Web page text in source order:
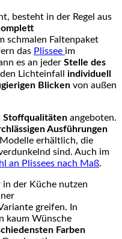
besteht in der Regel aus
schmalen Faltenpaket
das Plissee im
es an jeder Stelle des
Lichteinfall individuell
Blicken von außen
Stoffqualitäten angeboten.
Ausführungen
erhältlich, die
sind. Auch im
an Plissees nach Maß.
in der Küche nutzen
greifen. In
kaum Wünsche
Farben